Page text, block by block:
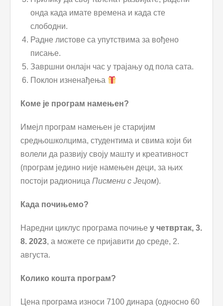
онда када имате времена и када сте
слободни.
Радне листове са упутствима за вођено
писање.
Завршни онлајн час у трајању од пола сата.
Поклон изненађења
Коме је програм намењен?
Имејл програм намењен је старијим
средњошколцима, студентима и свима који би
волели да развију своју машту и креативност
(програм једино није намењен деци, за њих
постоји радионица Писмени с Јецом).
Када почињемо?
Наредни циклус програма почиње у четвртак, 3.
8. 2023, а можете се пријавити до среде, 2.
августа.
Колико кошта програм?
Цена програма износи 7100 динара (односно 60